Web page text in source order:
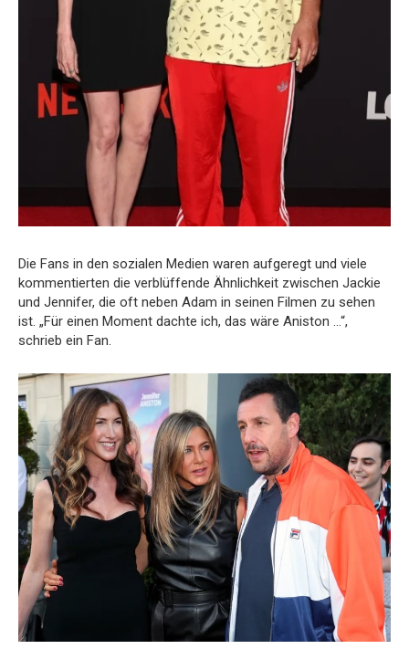
Die Fans in den sozialen Medien waren aufgeregt und viele
kommentierten die verblüffende Ähnlichkeit zwischen Jackie
und Jennifer, die oft neben Adam in seinen Filmen zu sehen
ist. „Für einen Moment dachte ich, das wäre Aniston …“,
schrieb ein Fan.